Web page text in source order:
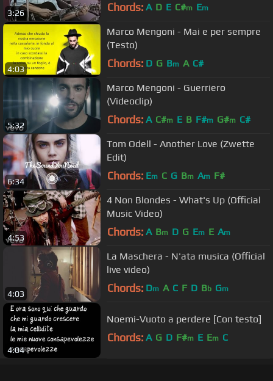
3:26 Chords: A D E C#m Em
4:03
Marco Mengoni - Mai e per sempre
(Testo)
Chords: D G Bm A C#
5:32
Marco Mengoni - Guerriero
(Videoclip)
Chords: A C#m E B F#m G#m C#
6:34
Tom Odell - Another Love (Zwette
Edit)
Chords: Em C G Bm Am F#
4:53
4 Non Blondes - What's Up (Official
Music Video)
Chords: A Bm D G Em E Am
4:03
La Maschera - N'ata musica (Official
live video)
Chords: Dm A C F D Bb Gm
4:04
Noemi-Vuoto a perdere [Con testo]
Chords: A G D F#m E Em C